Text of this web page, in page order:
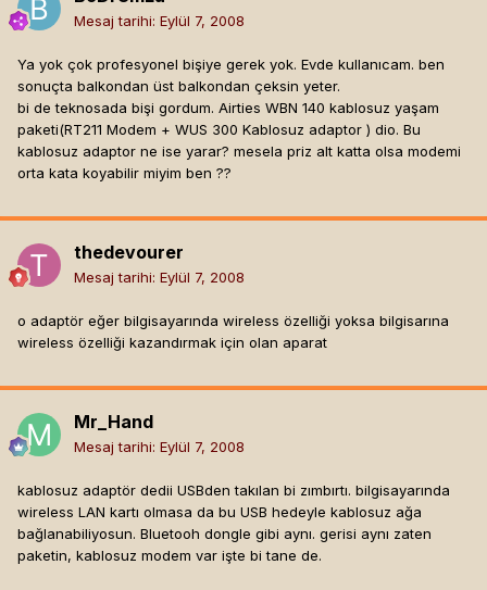
Mesaj tarihi: Eylül 7, 2008
Ya yok çok profesyonel bişiye gerek yok. Evde kullanıcam. ben
sonuçta balkondan üst balkondan çeksin yeter.
bi de teknosada bişi gordum. Airties WBN 140 kablosuz yaşam
paketi(RT211 Modem + WUS 300 Kablosuz adaptor ) dio. Bu
kablosuz adaptor ne ise yarar? mesela priz alt katta olsa modemi
orta kata koyabilir miyim ben ??
thedevourer
Mesaj tarihi: Eylül 7, 2008
o adaptör eğer bilgisayarında wireless özelliği yoksa bilgisarına
wireless özelliği kazandırmak için olan aparat
Mr_Hand
Mesaj tarihi: Eylül 7, 2008
kablosuz adaptör dedii USBden takılan bi zımbırtı. bilgisayarında
wireless LAN kartı olmasa da bu USB hedeyle kablosuz ağa
bağlanabiliyosun. Bluetooh dongle gibi aynı. gerisi aynı zaten
paketin, kablosuz modem var işte bi tane de.